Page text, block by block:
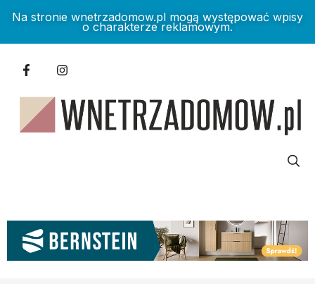
Na stronie wnetrzadomow.pl mogą występować wpisy
o charakterze reklamowym.